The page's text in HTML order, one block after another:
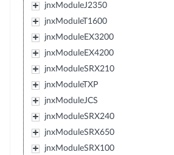
jnxModuleJ2350
jnxModuleT1600
jnxModuleEX3200
jnxModuleEX4200
jnxModuleSRX210
jnxModuleTXP
jnxModuleJCS
jnxModuleSRX240
jnxModuleSRX650
jnxModuleSRX100